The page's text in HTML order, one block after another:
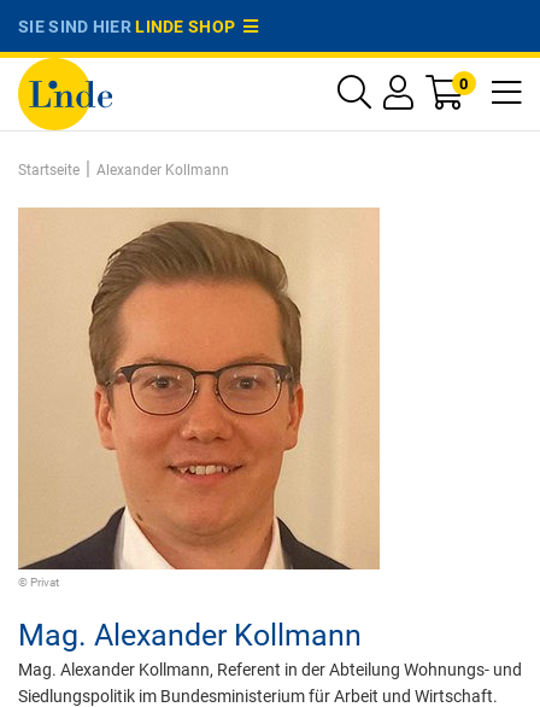
SIE SIND HIERLINDE SHOP
0
Startseite | Alexander Kollmann
© Privat
Mag. Alexander Kollmann
Mag. Alexander Kollmann, Referent in der Abteilung Wohnungs- und
Siedlungspolitik im Bundesministerium für Arbeit und Wirtschaft.